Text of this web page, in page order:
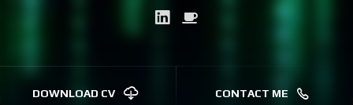
DOWNLOAD CV CONTACT ME